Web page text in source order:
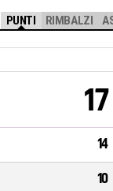
PUNTI RIMBALZI
17
14
10